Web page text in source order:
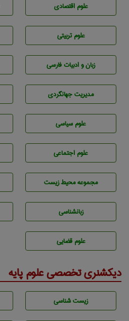
علوم اقتصادی
علوم تربيتی
زبان و ادبيات فارسی
مديريت جهانگردی
علوم سياسی
علوم اجتماعی
مجموعه محيط زيست
زبانشناسی
علوم قضایی
دیکشنری تخصصی علوم پایه
زيست شناسی